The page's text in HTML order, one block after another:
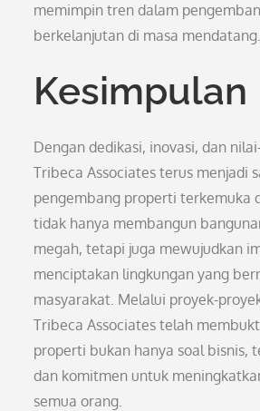
memimpin tren dalam
berkelanjutan di masa mendatang.
Kesimpulan
Dengan dedikasi, inovasi, dan
Tribeca Associates terus menjadi
pengembang properti terkemuka
tidak hanya membangun
megah, tetapi juga mewujudkan
menciptakan lingkungan yang
masyarakat. Melalui proyek-
Tribeca Associates telah
properti bukan hanya soal bisnis,
dan komitmen untuk
semua orang.